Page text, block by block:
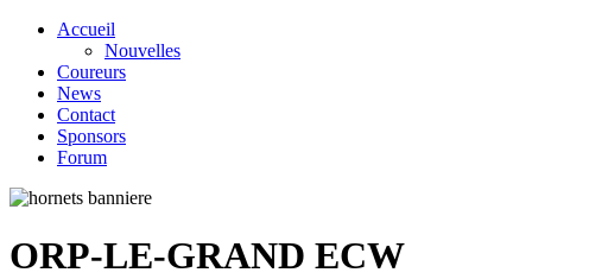
Accueil
Nouvelles
Coureurs
News
Contact
Sponsors
Forum
ORP-LE-GRAND ECW